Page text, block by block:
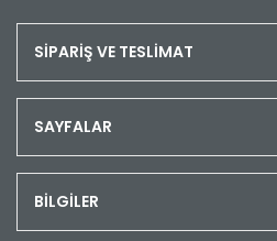
SİPARİŞ VE TESLİMAT
SAYFALAR
BİLGİLER